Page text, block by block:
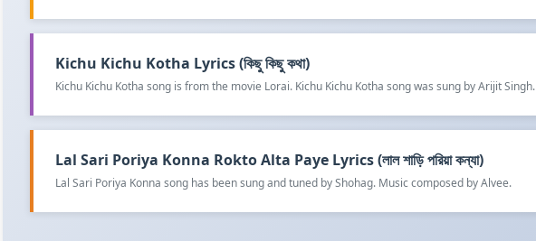
Kichu Kichu Kotha Lyrics (কিছু কিছু কথা)
Kichu Kichu Kotha song is from the movie Lorai. Kichu Kichu Kotha song was sung by Arijit Singh.
Lal Sari Poriya Konna Rokto Alta Paye Lyrics (লাল শাড়ি পরিয়া কন্যা)
Lal Sari Poriya Konna song has been sung and tuned by Shohag. Music composed by Alvee.